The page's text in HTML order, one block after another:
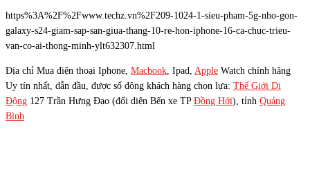
https%3A%2F%2Fwww.techz.vn%2F209-1024-1-sieu-pham-5g-nho-gon-
galaxy-s24-giam-sap-san-giua-thang-10-re-hon-iphone-16-ca-chuc-trieu-
van-co-ai-thong-minh-ylt632307.html
Địa chỉ Mua điện thoại Iphone, Macbook , Ipad, Apple Watch chính hãng
Uy tín nhất, dẫn đầu, được số đông khách hàng chọn lựa: Thế Giới Di
Động 127 Trần Hưng Đạo (đối diện Bến xe TP Đồng Hới), tỉnh Quảng
Bình